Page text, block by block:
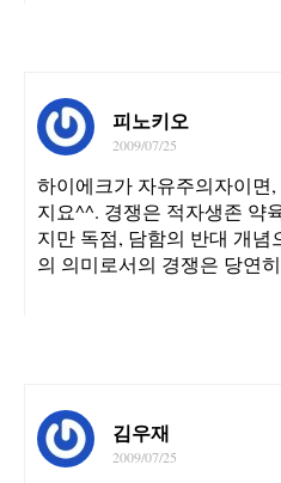
피노키오
2009/07/25
하이에크가 자유주의자이면
지요^^. 경쟁은 적자생존 약
지만 독점, 담함의 반대 개
의 의미로서의 경쟁은 당연
김우재
2009/07/25